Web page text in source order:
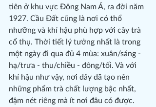
tiên ở khu vực Đông Nam Á, ra đời năm
1927. Cầu Đất cũng là nơi có thổ
nhưỡng và khí hậu phù hợp với cây trà
cổ thụ. Thời tiết lý tưởng nhất là trong
một ngày đi qua đủ 4 mùa: xuân/sáng -
hạ/trưa - thu/chiều - đông/tối. Và với
khí hậu như vậy, nơi đây đã tạo nên
những phẩm trà chất lượng bậc nhất,
đậm nét riêng mà ít nơi đâu có được.